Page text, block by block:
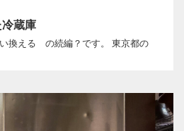
蔵庫
換える の続編？です。 東京都の